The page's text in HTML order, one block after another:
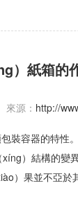
）紙箱的
來源： http://
裝容器的特性。
）結構的變
）果並不亞